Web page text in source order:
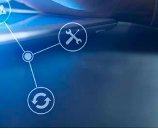
C competenze digitali